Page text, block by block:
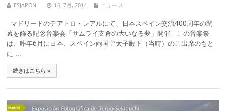
ESJAPON 16, 7月, 2014 ニュース
マドリードのテアトロ・レアルにて、日本スペイン交流400周年の閉
幕を飾る記念音楽会「サムライ支倉の大いなる夢」開催 この音楽祭
は、昨年6月に日本、スペイン両国皇太子殿下（当時）のご出席のもと
に ...
続きはこちら »